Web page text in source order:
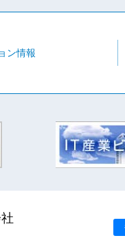
ン情報